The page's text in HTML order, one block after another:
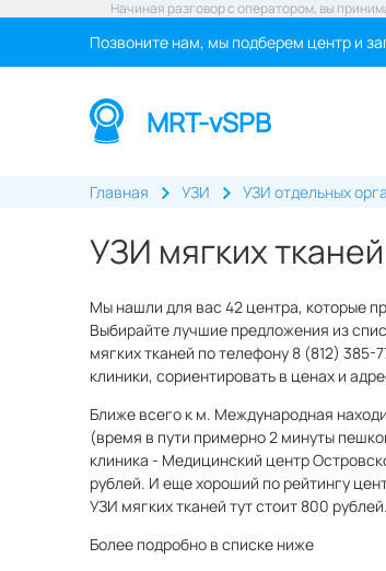
Начиная разговор с оператором, вы
Позвоните нам, мы подберем центр и
MRT-vSPB
Главная УЗИ УЗИ отдельных
УЗИ мягких
Мы нашли для вас 42 центра, которые
Выбирайте лучшие предложения из
мягких тканей по телефону 8 (812)
клиники, сориентировать в ценах и
Ближе всего к м. Международная
(время в пути примерно 2 минуты
клиника - Медицинский центр
рублей. И еще хороший по рейтингу
УЗИ мягких тканей тут стоит 800 рублей.
Более подробно в списке ниже